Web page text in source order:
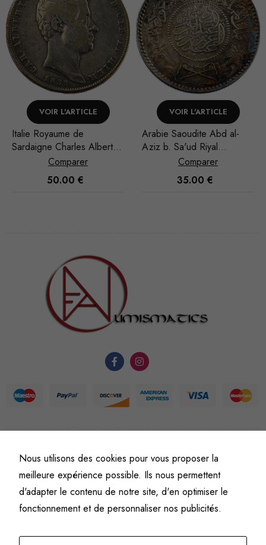
5
VOIR L'ARTICLE
Arabie Saoudite Abd al-
Aziz b. Sa'ud Riyal
1935/AH 1354
VOIR
Arabie Saoudite
Aziz b. Sa'ud Riyal
1951/AH 1370
© Fine art numismatics
Politique de confidentialitéConditions générales de vente et d’utilisation
Mentions légales
Nous utilisons des cookies pour vous proposer la
meilleure expérience possible. Ils nous permettent
d'adapter le contenu de notre site, d'en optimiser le
fonctionnement et de personnaliser nos publicités.
nous
structure du
site Web, en
fonction de
l'usage qu'il